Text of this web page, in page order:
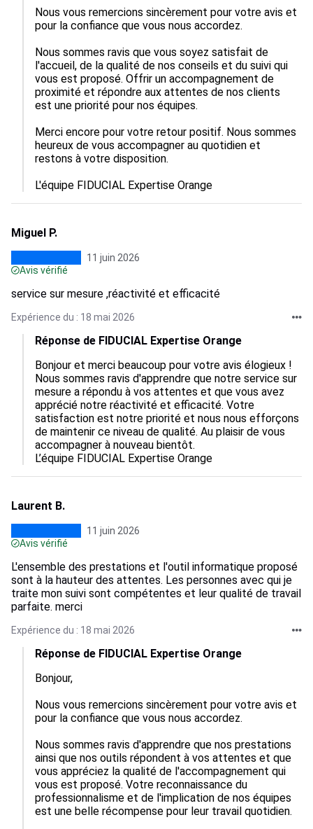
Nous vous remercions sincèrement pour votre avis et
pour la confiance que vous nous accordez.
Nous sommes ravis que vous soyez satisfait de
l'accueil, de la qualité de nos conseils et du suivi qui
vous est proposé. Offrir un accompagnement de
proximité et répondre aux attentes de nos clients
est une priorité pour nos équipes.
Merci encore pour votre retour positif. Nous sommes
heureux de vous accompagner au quotidien et
restons à votre disposition.
L'équipe FIDUCIAL Expertise Orange
Miguel P.
11 juin 2026
Avis vérifié
service sur mesure ,réactivité et efficacité
Expérience du : 18 mai 2026
Réponse de FIDUCIAL Expertise Orange
Bonjour et merci beaucoup pour votre avis élogieux !
Nous sommes ravis d'apprendre que notre service sur
mesure a répondu à vos attentes et que vous avez
apprécié notre réactivité et efficacité. Votre
satisfaction est notre priorité et nous nous efforçons
de maintenir ce niveau de qualité. Au plaisir de vous
accompagner à nouveau bientôt.
L’équipe FIDUCIAL Expertise Orange
Laurent B.
11 juin 2026
Avis vérifié
L'ensemble des prestations et l'outil informatique proposé
sont à la hauteur des attentes. Les personnes avec qui je
traite mon suivi sont compétentes et leur qualité de travail
parfaite. merci
Expérience du : 18 mai 2026
Réponse de FIDUCIAL Expertise Orange
Bonjour,
Nous vous remercions sincèrement pour votre avis et
pour la confiance que vous nous accordez.
Nous sommes ravis d'apprendre que nos prestations
ainsi que nos outils répondent à vos attentes et que
vous appréciez la qualité de l'accompagnement qui
vous est proposé. Votre reconnaissance du
professionnalisme et de l'implication de nos équipes
est une belle récompense pour leur travail quotidien.